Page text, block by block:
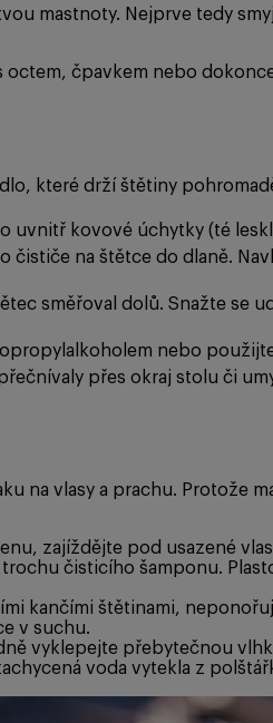
mastnoty. Nejprve tedy
čpavkem nebo
které drží štětiny
uvnitř kovové úchytky (té
na štětce do dlaně.
směřoval dolů. Snažte se
nebo
přes okraj stolu či
na vlasy a prachu. Protože
zajíždějte pod usazené
čisticího šamponu.
kančími štětinami,
v suchu.
vyklepejte přebytečnou
voda vytekla z